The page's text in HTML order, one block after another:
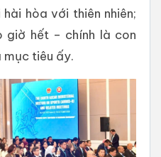
hòa với thiên nhiên;
hết – chính là con
mục tiêu ấy.